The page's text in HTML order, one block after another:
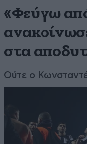
«Φεύγω
στα
Ούτε ο